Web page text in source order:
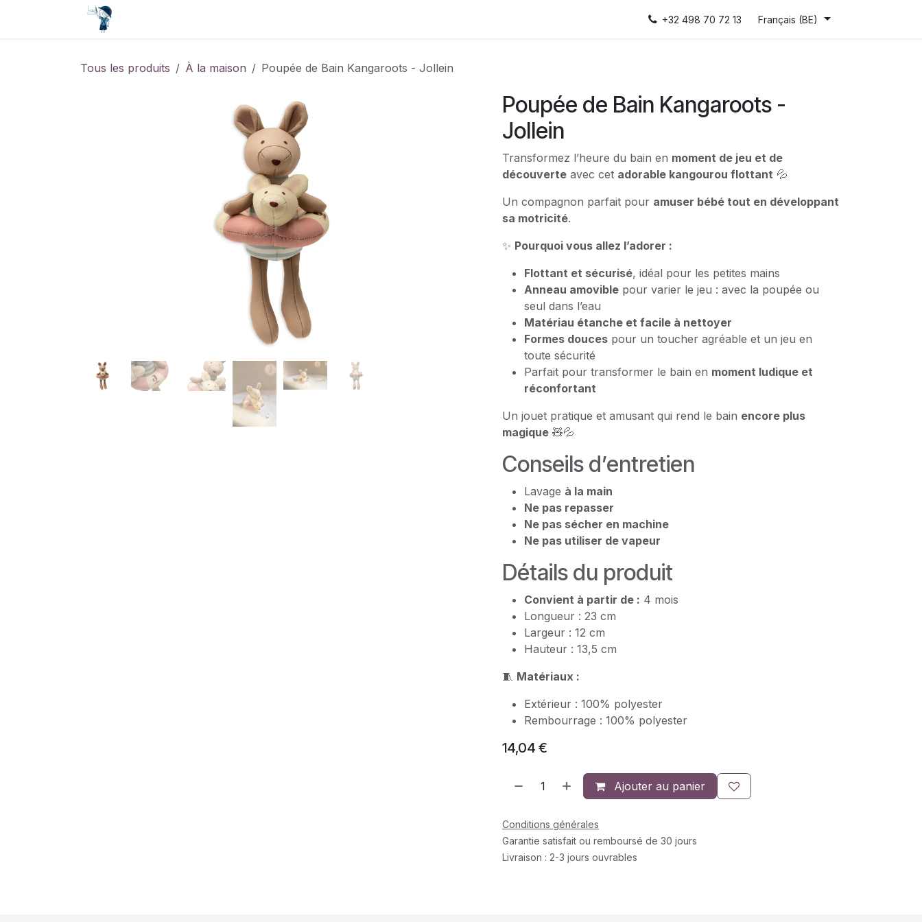
Se rendre au contenu
+32 498 70 72 13 Français (BE)
Tous les produits À la maison Poupée de Bain Kangaroots - Jollein
Poupée de Bain Kangaroots -
Jollein
Transformez l’heure du bain en moment de jeu et de
découverte avec cet adorable kangourou flottant 💦
Un compagnon parfait pour amuser bébé tout en développant
sa motricité.
✨ Pourquoi vous allez l’adorer :
Flottant et sécurisé, idéal pour les petites mains
Anneau amovible pour varier le jeu : avec la poupée ou
seul dans l’eau
Matériau étanche et facile à nettoyer
Formes douces pour un toucher agréable et un jeu en
toute sécurité
Parfait pour transformer le bain en moment ludique et
réconfortant
Un jouet pratique et amusant qui rend le bain encore plus
magique 🧸💦
Conseils d’entretien
Lavage à la main
Ne pas repasser
Ne pas sécher en machine
Ne pas utiliser de vapeur
Détails du produit
Convient à partir de : 4 mois
Longueur : 23 cm
Largeur : 12 cm
Hauteur : 13,5 cm
🧵 Matériaux :
Extérieur : 100% polyester
Rembourrage : 100% polyester
14,04 €
Ajouter au panier
Conditions générales
Garantie satisfait ou remboursé de 30 jours
Livraison : 2-3 jours ouvrables